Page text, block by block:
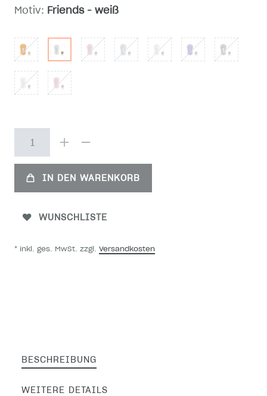
Motiv: Friends - weiß
IN DEN WARENKORB
WUNSCHLISTE
* inkl. ges. MwSt. zzgl. Versandkosten
BESCHREIBUNG
WEITERE DETAILS